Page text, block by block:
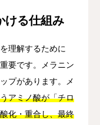
ける仕組み
理解するために
要です。メラニン
プがあります。メ
アミノ酸が「チロ
化・重合し、最終